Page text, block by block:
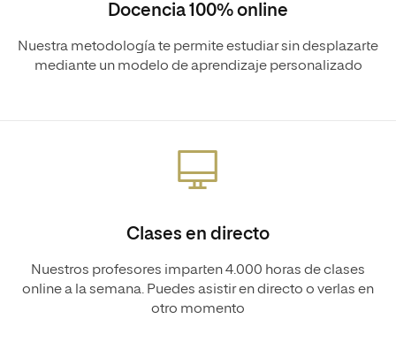
Docencia 100% online
Nuestra metodología te permite estudiar sin desplazarte
mediante un modelo de aprendizaje personalizado
Clases en directo
Nuestros profesores imparten 4.000 horas de clases
online a la semana. Puedes asistir en directo o verlas en
otro momento